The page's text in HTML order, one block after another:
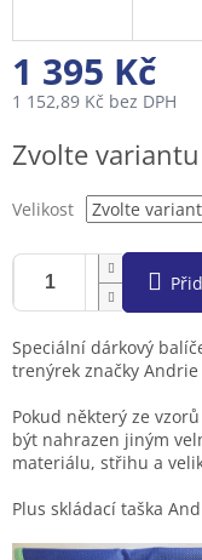
1 395 Kč
1 152,89 Kč bez DPH
cena:
Zvolte variantu
Velikost
Speciální dárkový
trenýrek značky
Pokud některý ze
být nahrazen jiným
materiálu, střihu a
Plus skládací taška